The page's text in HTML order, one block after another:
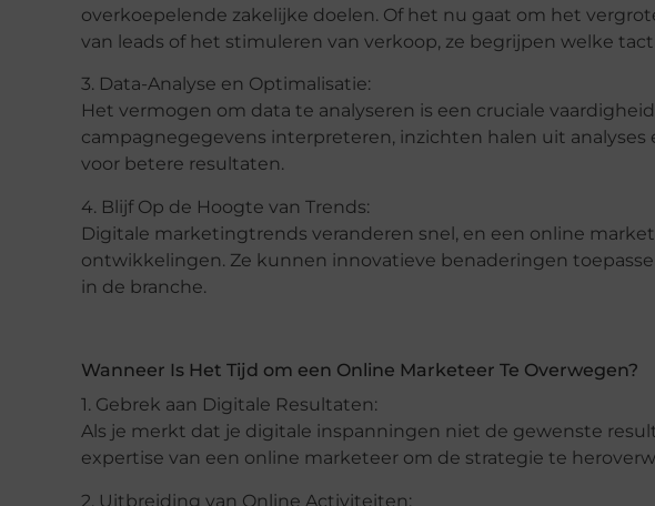
overkoepelende zakelijke doelen. Of het nu gaat om het
van leads of het stimuleren van verkoop, ze begrijpen welke
3. Data-Analyse en Optimalisatie:
Het vermogen om data te analyseren is een cruciale
campagnegegevens interpreteren, inzichten halen uit
voor betere resultaten.
4. Blijf Op de Hoogte van Trends:
Digitale marketingtrends veranderen snel, en een online
ontwikkelingen. Ze kunnen innovatieve benaderingen
in de branche.
Wanneer Is Het Tijd om een Online Marketeer Te Overwegen?
1. Gebrek aan Digitale Resultaten:
Als je merkt dat je digitale inspanningen niet de gewenste
expertise van een online marketeer om de strategie te
2. Uitbreiding van Online Activiteiten: